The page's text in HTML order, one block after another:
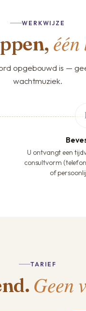
WERKWIJZE
opgebouwd is —
wachtmuziek.
U ontvangt een
consultvorm
of
TARIEF
Geen